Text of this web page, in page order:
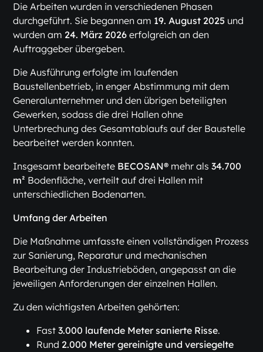
Die Arbeiten wurden in verschiedenen Phasen
durchgeführt. Sie begannen am 19. August 2025 und
wurden am 24. März 2026 erfolgreich an den
Auftraggeber übergeben.
Die Ausführung erfolgte im laufenden
Baustellenbetrieb, in enger Abstimmung mit dem
Generalunternehmer und den übrigen beteiligten
Gewerken, sodass die drei Hallen ohne
Unterbrechung des Gesamtablaufs auf der Baustelle
bearbeitet werden konnten.
Insgesamt bearbeitete BECOSAN® mehr als34.700
m² Bodenfläche, verteilt auf drei Hallen mit
unterschiedlichen Bodenarten.
Umfang der Arbeiten
Die Maßnahme umfasste einen vollständigen Prozess
zur Sanierung, Reparatur und mechanischen
Bearbeitung der Industrieböden, angepasst an die
jeweiligen Anforderungen der einzelnen Hallen.
Zu den wichtigsten Arbeiten gehörten:
Fast3.000 laufende Meter sanierte Risse.
Rund 2.000 Meter gereinigte und versiegelte